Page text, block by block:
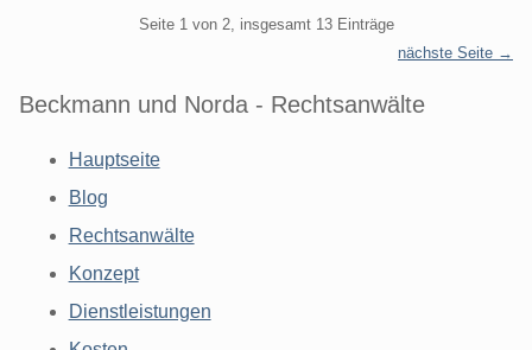
Seite 1 von 2, insgesamt 13 Einträge
nächste Seite →
Beckmann und Norda - Rechtsanwälte
Hauptseite
Blog
Rechtsanwälte
Konzept
Dienstleistungen